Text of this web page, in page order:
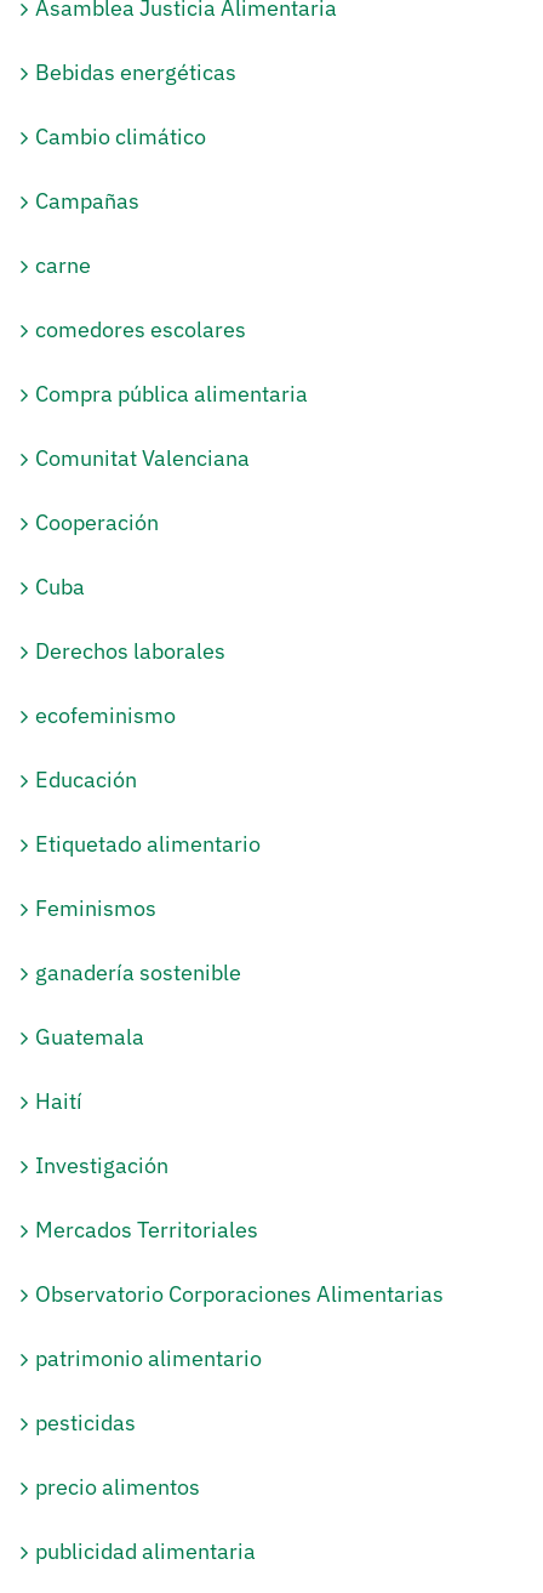
Asamblea Justicia Alimentaria
Bebidas energéticas
Cambio climático
Campañas
carne
comedores escolares
Compra pública alimentaria
Comunitat Valenciana
Cooperación
Cuba
Derechos laborales
ecofeminismo
Educación
Etiquetado alimentario
Feminismos
ganadería sostenible
Guatemala
Haití
Investigación
Mercados Territoriales
Observatorio Corporaciones Alimentarias
patrimonio alimentario
pesticidas
precio alimentos
publicidad alimentaria